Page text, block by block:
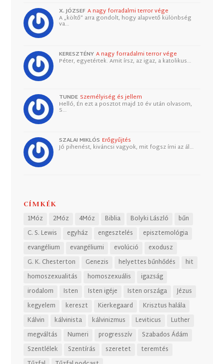
X. JÓZSEF A nagy forradalmi terror vége
A „költő” arra gondolt, hogy alapvető különbség
va…
KERESZTÉNY A nagy forradalmi terror vége
Péter, egyetértek. Amit írsz, az igaz, a katolikus…
TUNDE Személyiség és jellem
Helló, Én ezt a posztot majd 10 év után olvasom,
S…
SZALAI MIKLÓS Erőgyűjtés
Jó pihenést, kiváncsi vagyok, mit fogsz írni az ál…
CÍMKÉK
1Móz 2Móz 4Móz Biblia Bolyki László
bűn
C. S. Lewis
egyház engesztelés
episztemológia
evangélium
evangéliumi evolúció
exodusz
G. K. Chesterton
Genezis helyettes bűnhődés
hit
homoszexualitás
homoszexuális
igazság
irodalom
Isten Isten igéje Isten országa
Jézus
kegyelem
kereszt Kierkegaard
Krisztus halála
Kálvin
kálvinista kálvinizmus Leviticus
Luther
megváltás
Numeri progresszív
Szabados Ádám
Szentlélek
Szentírás szeretet
teremtés